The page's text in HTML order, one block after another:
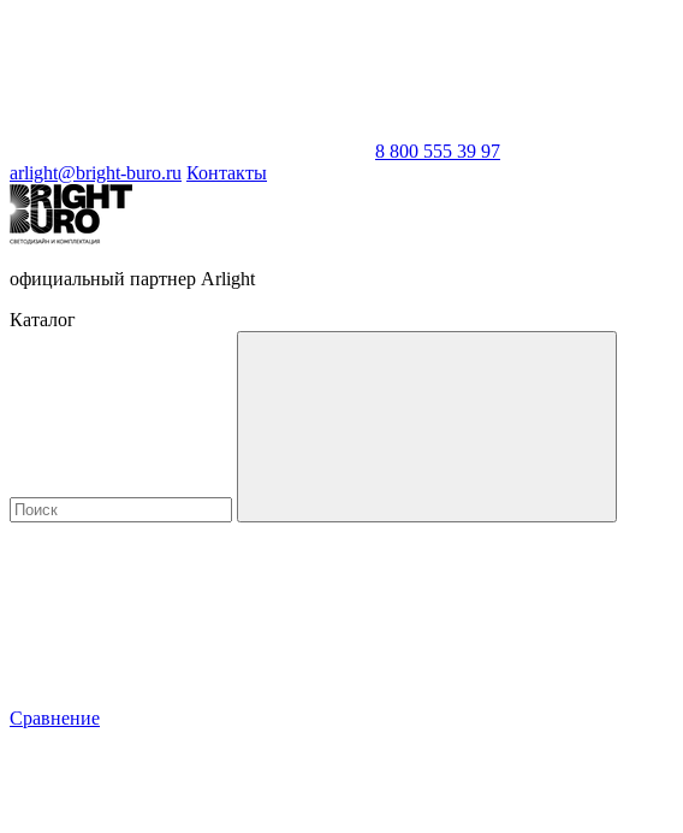
8 800 555 39 97
arlight@bright-buro.ru Контакты
официальный партнер Arlight
Каталог
Сравнение